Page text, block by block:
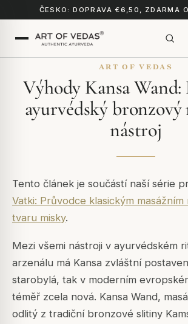
ČESKO: DOPRAVA €6,50, ZDARMA
ART OF VEDAS
Výhody Kansa
ayurvédský bronzový
nástroj
Tento článek je součástí naší série
Vatki: Průvodce klasickým masážním
tvaru misky.
Mezi všemi nástroji v ayurvédském
arzenálu má Kansa zvláštní
starobylá, tak v moderním
téměř zcela nová. Kansa Wand,
odlitý z tradiční bronzové slitiny